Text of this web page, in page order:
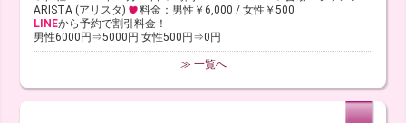
ARISTA (アリスタ)
料金：男性￥6,000 / 女性￥500
LINEから予約で割引料金！
男性6000円⇒5000円 女性500円⇒0円
≫ 一覧へ